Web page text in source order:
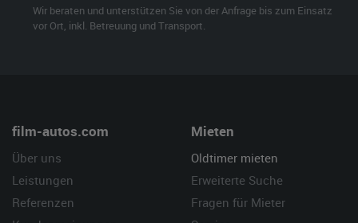
Wir beraten und unterstützen Sie von der Anfrage bis zum Einsatz
vor Ort, inkl. Betreuung und Transport.
film-autos.com
Über uns
Leistungen
Referenzen
Mieten
Oldtimer mieten
Erweiterte Suche
Fragen für Mieter